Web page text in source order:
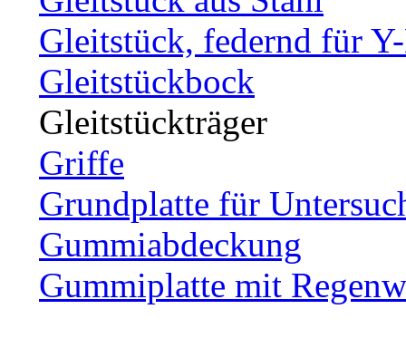
Gleitstück, federnd für
Gleitstückbock
Gleitstückträger
Griffe
Grundplatte für
Gummiabdeckung
Gummiplatte mit